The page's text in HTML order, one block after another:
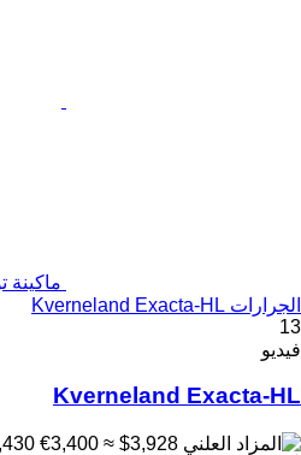
ماكينة
الجرارات Kverneland Exacta-HL
13
فيديو
Kverneland Exacta-HL
€3,400 ≈ $3,928